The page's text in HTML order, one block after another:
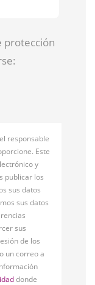
protección
responsable
Este
y
publicar los
sus datos
sus datos
sus
de los
un correo a
donde